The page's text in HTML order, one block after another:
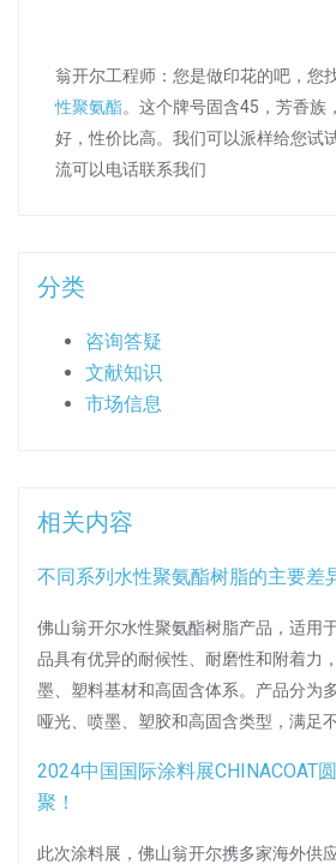
翁开尔工程师：您是做印花的吧，您
性聚氨酯。这个牌号固含45，芳香族
好，性价比高。我们可以派样给您试
流可以电话联系我们
分类
咨询答疑
文献知识
市场信息
相关内容
不同系列水性聚氨酯树脂的主要差
佛山翁开尔水性聚氨酯树脂产品，适用
品具有优异的耐候性、耐磨性和附着力
墨、塑料基材和高固含体系。产品分为
哑光、喷墨、塑胶和高固含类型，满足
2024中国国际涂料展CHINACOAT
聚！
此次涂料展，佛山翁开尔携多家海外供